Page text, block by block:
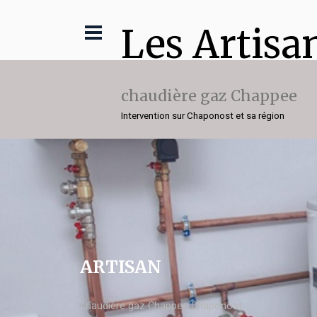
Les
chaudière gaz Chappee
Intervention sur Chaponost et sa région
ARTISAN
chaudière gaz Chappee Chaponost